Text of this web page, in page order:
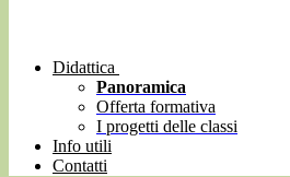
Didattica
Panoramica
Offerta formativa
I progetti delle classi
Info utili
Contatti